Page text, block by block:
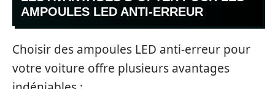
AMPOULES LED ANTI-ERREUR
Choisir des ampoules LED anti-erreur pour
votre voiture offre plusieurs avantages